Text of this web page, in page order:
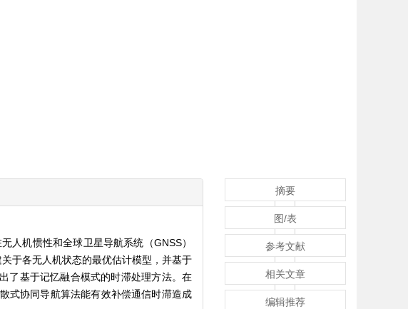
人机惯性和全球卫星导航系统（GNSS）
于各无人机状态的最优估计模型，并基于
了基于记忆融合模式的时滞处理方法。在
式协同导航算法能有效补偿通信时滞造成
摘要
图/表
参考文献
相关文章
编辑推荐